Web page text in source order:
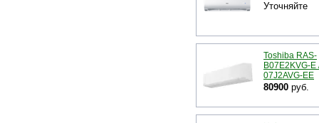
Уточняйте
Toshiba RAS-
B07E2KVG-E
07J2AVG-EE
80900 руб.